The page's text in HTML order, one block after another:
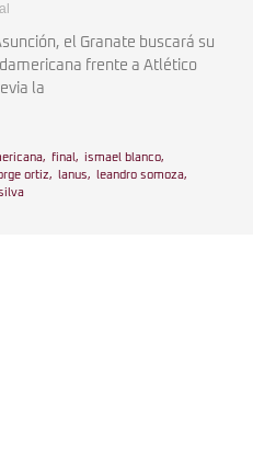
el Granate buscará su
frente a Atlético
la
, final , ismael blanco,
ortiz, lanus, leandro somoza,